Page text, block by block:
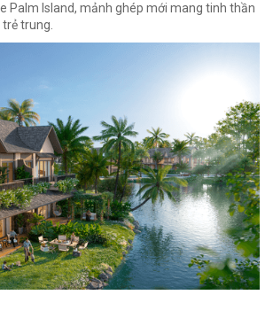
Palm Island, mảnh ghép mới mang tinh thần
trung.